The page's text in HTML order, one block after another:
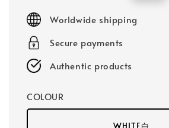
Worldwide shipping
Secure payments
Authentic products
COLOUR